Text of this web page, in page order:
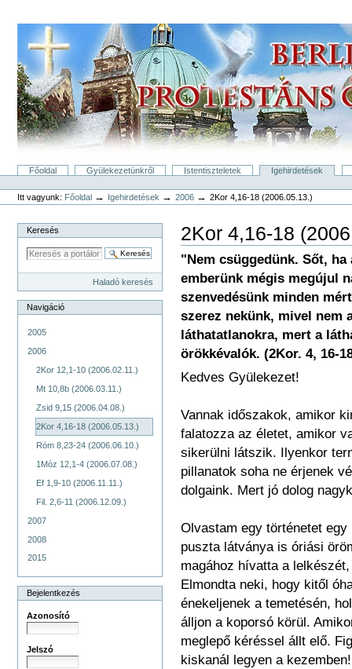
tartalomhoz
navigációhoz
Bekezdések
Főoldal Gyülekezetünkről Istentiszteletek
Igehirdetések
Személyes
eszközök
Itt vagyunk: Főoldal → Igehirdetések →2006 →2Kor 4,16-18 (2006.05.13.)
Keresés
Haladó keresés
Navigáció
2005
2006
2Kor 12,1-10 (2006.02.11.)
Mt 10,8b (2006.03.11.)
Zsid 9,15 (2006.04.08.)
2Kor 4,16-18 (2006.05.13.)
Róm 8,23-24 (2006.06.10.)
1Móz 12,1-4 (2006.07.08.)
Ef 1,9-10 (2006.11.11.)
Fil. 2,6-11 (2006.12.09.)
2007
2008
2015
Bejelentkezés
Azonosító
Jelszó
2Kor 4,16-18
"Nem csüggedünk. Sőt,
emberünk mégis megújul
szenvedésünk minden
szerez nekünk, mivel nem
láthatatlanokra, mert a
örökkévalók. (2Kor. 4, 16-
Kedves Gyülekezet!
Vannak időszakok, amikor
falatozza az életet, amikor
sikerülni látszik. Ilyenkor
pillanatok soha ne érjenek
dolgaink. Mert jó dolog
Olvastam egy történetet
puszta látványa is óriási
magához hívatta a
Elmondta neki, hogy kitől
énekeljenek a temetésén,
álljon a koporsó körül.
meglepő kéréssel állt elő.
kiskanál legyen a